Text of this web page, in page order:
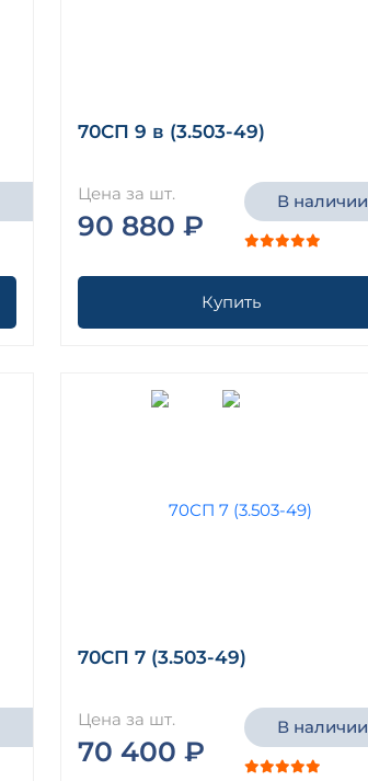
70СП 9 в (3.503-49)
Цена за шт.
90 880 ₽
В наличии
Купить
70СП 7 (3.503-49)
Цена за шт.
70 400 ₽
В наличии